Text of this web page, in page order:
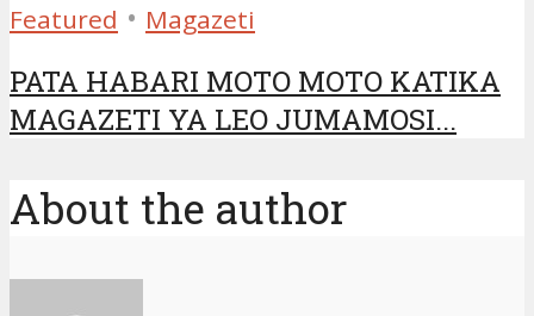
Featured • Magazeti
PATA HABARI MOTO MOTO KATIKA
MAGAZETI YA LEO JUMAMOSI...
About the author